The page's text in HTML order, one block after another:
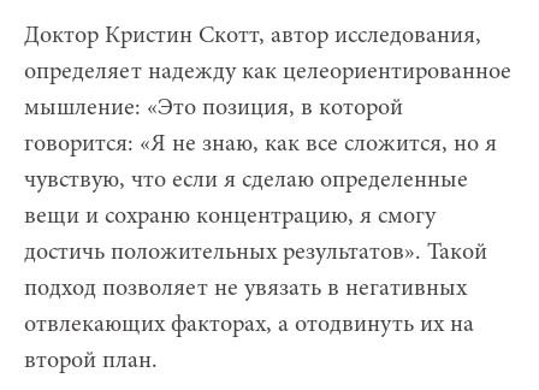
Доктор Кристин Скотт, автор исследования,
определяет надежду как целеориентированное
мышление: «Это позиция, в которой
говорится: «Я не знаю, как все сложится, но я
чувствую, что если я сделаю определенные
вещи и сохраню концентрацию, я смогу
достичь положительных результатов». Такой
подход позволяет не увязать в негативных
отвлекающих факторах, а отодвинуть их на
второй план.